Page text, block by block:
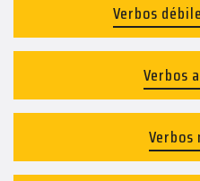
Verbos
Verbos
Verbos